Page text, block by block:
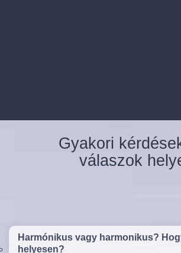
Gyakori
válaszok
Harmónikus vagy harmonikus?
helyesen?